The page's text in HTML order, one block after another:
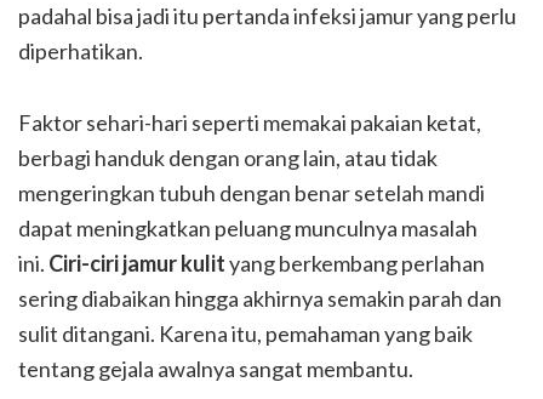
padahal bisa jadi itu pertanda infeksi jamur yang perlu
diperhatikan.
Faktor sehari-hari seperti memakai pakaian ketat,
berbagi handuk dengan orang lain, atau tidak
mengeringkan tubuh dengan benar setelah mandi
dapat meningkatkan peluang munculnya masalah
ini. Ciri-ciri jamur kulityang berkembang perlahan
sering diabaikan hingga akhirnya semakin parah dan
sulit ditangani. Karena itu, pemahaman yang baik
tentang gejala awalnya sangat membantu.